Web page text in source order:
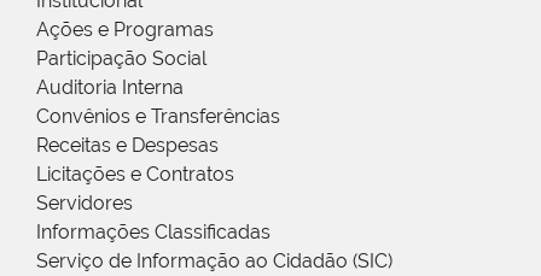
Ações e Programas
Participação Social
Auditoria Interna
Convênios e Transferências
Receitas e Despesas
Licitações e Contratos
Servidores
Informações Classificadas
Serviço de Informação ao Cidadão (SIC)